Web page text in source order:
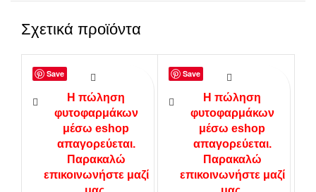
Σχετικά προϊόντα
Save
ALIETTE 100gr
Γεωργικά Φάρμακα,
Μυκητοκτόνα
7,00€
Δια συστηματικό μυκητοκτόνο
με δράση προστατευτική και
θεραπευτική. Καταπολεμά
μύκητες όπως φυτόφθορα,
Η πώληση
φυτοφαρμάκων
μέσω eshop
απαγορεύεται.
Παρακαλώ
επικοινωνήστε μαζί
Save
SOLD
OUT
Carakol 5GB
Κοχλιολειμακοκτόνο
σε Σκόνη 500gr
Γεωργικά Φάρμακα
Εντομοκτόνα
5,00€
Περιγραφή Δόλωμα
Η πώληση
φυτοφαρμάκων
μέσω eshop
απαγορεύεται.
Παρακαλώ
επικοινωνήστε μαζί